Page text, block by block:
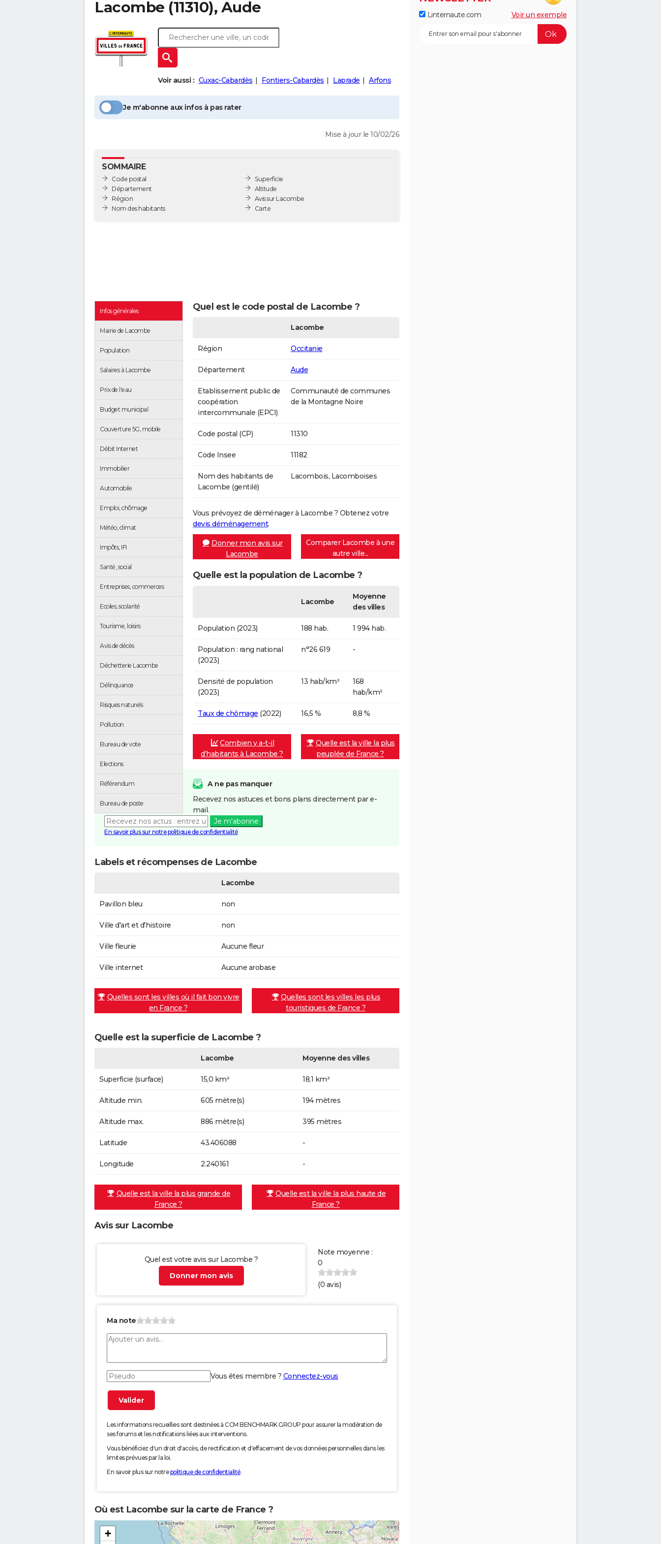
Lacombe (11310), Aude
Voir aussi : Cuxac-Cabardès Fontiers-Cabardès Laprade Arfons
Je m'abonne aux infos à pas rater
Mise à jour le 10/02/26
SOMMAIRE
Code postal
Département
Région
Nom des habitants
Superficie
Altitude
Avis sur Lacombe
Carte
Infos générales
Mairie de Lacombe
Population
Salaires à Lacombe
Prix de l'eau
Budget municipal
Couverture 5G, mobile
Débit Internet
Immobilier
Automobile
Emploi, chômage
Météo, climat
Impôts, IFI
Santé, social
Entreprises, commerces
Ecoles, scolarité
Tourisme, loisirs
Avis de décès
Déchetterie Lacombe
Délinquance
Risques naturels
Pollution
Bureau de vote
Elections
Référendum
Bureau de poste
Quel est le code postal de Lacombe ?
Lacombe
Région Occitanie
Département Aude
Etablissement public de
coopération
intercommunale (EPCI)
Communauté de communes
de la Montagne Noire
Code postal (CP) 11310
Code Insee 11182
Nom des habitants de
Lacombe (gentilé)
Lacombois, Lacomboises
Vous prévoyez de déménager à Lacombe ? Obtenez votre
devis déménagement.
Donner mon avis sur
Lacombe
Comparer Lacombe à une
autre ville...
Quelle est la population de Lacombe ?
Lacombe
Moyenne
des villes
Population (2023) 188 hab. 1 994 hab.
Population : rang national
(2023)
n°26 619 -
Densité de population
(2023)
13 hab/km²
168
hab/km²
Taux de chômage (2022) 16,5 % 8,8 %
Combien y a-t-il
d'habitants à Lacombe ?
Quelle est la ville la plus
peuplée de France ?
A ne pas manquer
Recevez nos astuces et bons plans directement par e-
mail.
Je m'abonne
En savoir plus sur notre politique de confidentialité
Labels et récompenses de Lacombe
Lacombe
Pavillon bleu non
Ville d'art et d'histoire non
Ville fleurie Aucune fleur
Ville internet Aucune arobase
Quelles sont les villes où il fait bon vivre
en France ?
Quelles sont les villes les plus
touristiques de France ?
Quelle est la superficie de Lacombe ?
Lacombe Moyenne des villes
Superficie (surface) 15,0 km² 18,1 km²
Altitude min. 605 mètre(s) 194 mètres
Altitude max. 886 mètre(s) 395 mètres
Latitude 43.406088 -
Longitude 2.240161 -
Quelle est la ville la plus grande de
France ?
Quelle est la ville la plus haute de
France ?
Avis sur Lacombe
Quel est votre avis sur Lacombe ?
Donner mon avis
Note moyenne :
0
(0 avis)
Ma note
Vous êtes membre ? Connectez-vous
Les informations recueillies sont destinées à CCM BENCHMARK GROUP pour assurer la modération de
ses forums et les notifications liées aux interventions.
Vous bénéficiez d'un droit d'accès, de rectification et d'effacement de vos données personnelles dans les
limites prévues par la loi.
En savoir plus sur notrepolitique de confidentialité.
Où est Lacombe sur la carte de France ?
+
Linternaute.com Voir un exemple